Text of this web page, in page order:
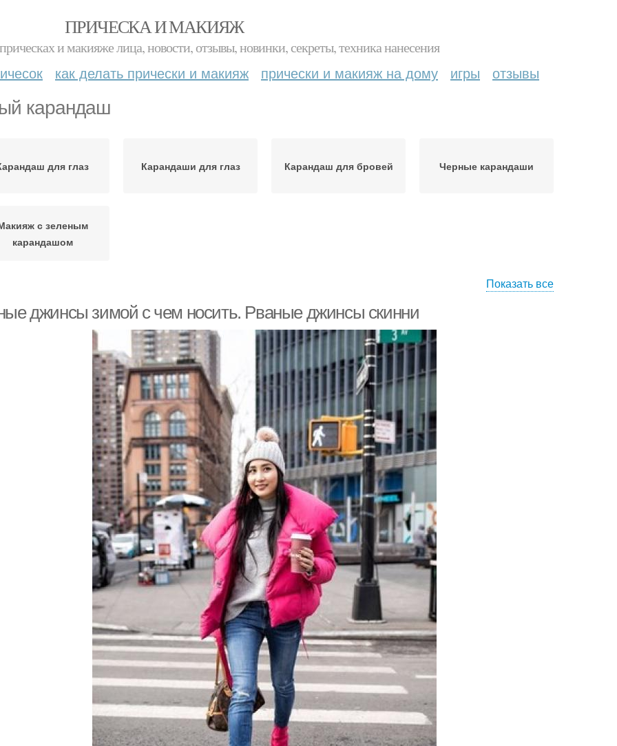
ПРИЧЕСКА И МАКИЯЖ
и макияже лица, новости, отзывы, новинки, секреты, техника нанесения
как делать прически и макияж прически и макияж на дому игры отзывы
карандаш
для глаз Карандаши для глаз Карандаш для бровей Черные карандаши
с зеленым
карандашом
Показать все
джинсы зимой с чем носить. Рваные джинсы скинни